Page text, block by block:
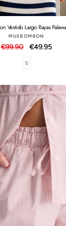
Vestido Largo Rayas
Proveedor:
MUSBOMBON
Precio
habitual
€99.90
Precio
de
oferta
€49.95
S